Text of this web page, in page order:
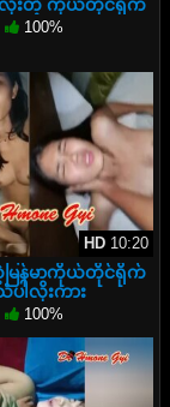
ာလိုးတဲ့ ကိုယ်တိုင်ရိုက်
100%
HD10:20
မြန်မာကိုယ်တိုင်ရိုက်
ါလိုးကား
100%